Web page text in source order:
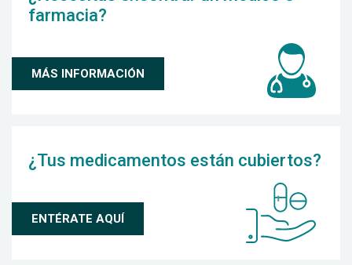
farmacia?
MÁS INFORMACIÓN
¿Tus medicamentos están cubiertos?
ENTÉRATE AQUÍ